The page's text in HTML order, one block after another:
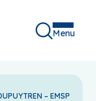
Menu
– EMSP